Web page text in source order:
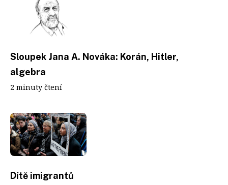
Sloupek Jana A. Nováka: Korán, Hitler,
algebra
2 minuty čtení
Dítě imigrantů